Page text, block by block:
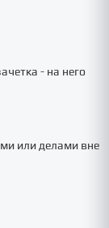
- на него
или делами вне